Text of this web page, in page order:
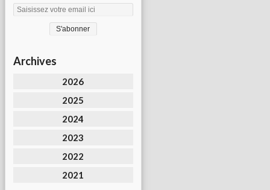
Archives
2026
2025
2024
2023
2022
2021